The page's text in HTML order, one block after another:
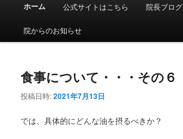
メ
ホーム 公式サイトはこちら 院長ブログ
院からのお知らせ
食事について・・・その６
投稿日時:2021年7月13日
では、具体的にどんな油を摂るべきか？